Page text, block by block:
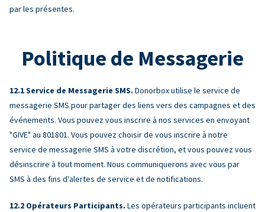
par les présentes.
Politique de Messagerie
Service de Messagerie SMS. Donorbox utilise le service de
messagerie SMS pour partager des liens vers des campagnes et des
événements. Vous pouvez vous inscrire à nos services en envoyant
"GIVE" au 801801. Vous pouvez choisir de vous inscrire à notre
service de messagerie SMS à votre discrétion, et vous pouvez vous
désinscrire à tout moment. Nous communiquerons avec vous par
SMS à des fins d'alertes de service et de notifications.
Opérateurs Participants. Les opérateurs participants incluent